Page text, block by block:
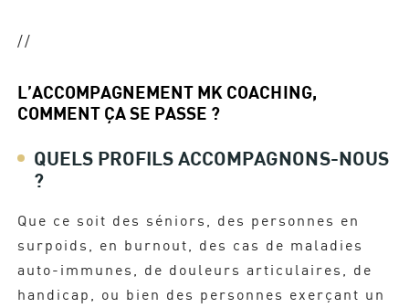
//
L’ACCOMPAGNEMENT MK COACHING,
COMMENT ÇA SE PASSE ?
QUELS PROFILS ACCOMPAGNONS-NOUS
?
Que ce soit des séniors, des personnes en
surpoids, en burnout, des cas de maladies
auto-immunes, de douleurs articulaires, de
handicap, ou bien des personnes exerçant un